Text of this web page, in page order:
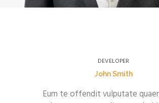
DEVELOPER
John Smith
Eum te offendit vulputate